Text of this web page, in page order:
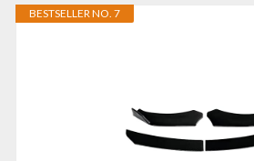
BESTSELLER NO. 7